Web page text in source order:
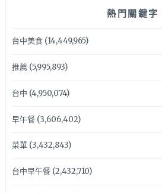
熱門關鍵字
台中美食(14,449,965)
推薦(5,995,893)
台中 (4,950,074)
早午餐(3,606,402)
菜單(3,432,843)
台中早午餐(2,432,710)